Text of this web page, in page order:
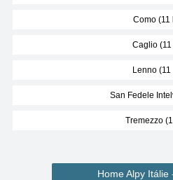
Como (11
Caglio (11
Lenno (11
San Fedele
Tremezzo
Home Alpy Itálie